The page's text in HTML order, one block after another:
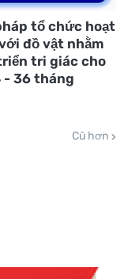
tổ chức hoạt
đồ vật nhằm
tri giác cho
- 36 tháng
Cũ hơn